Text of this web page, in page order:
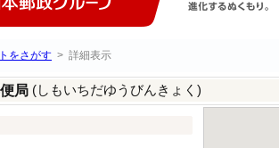
をさがす > 詳細表示
局 (しもいちだゆうびんきょく)